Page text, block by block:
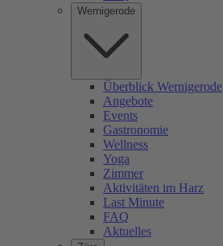
Wernigerode
Überblick Wernigerode
Angebote
Events
Gastronomie
Wellness
Yoga
Zimmer
Aktivitäten im Harz
Last Minute
FAQ
Aktuelles